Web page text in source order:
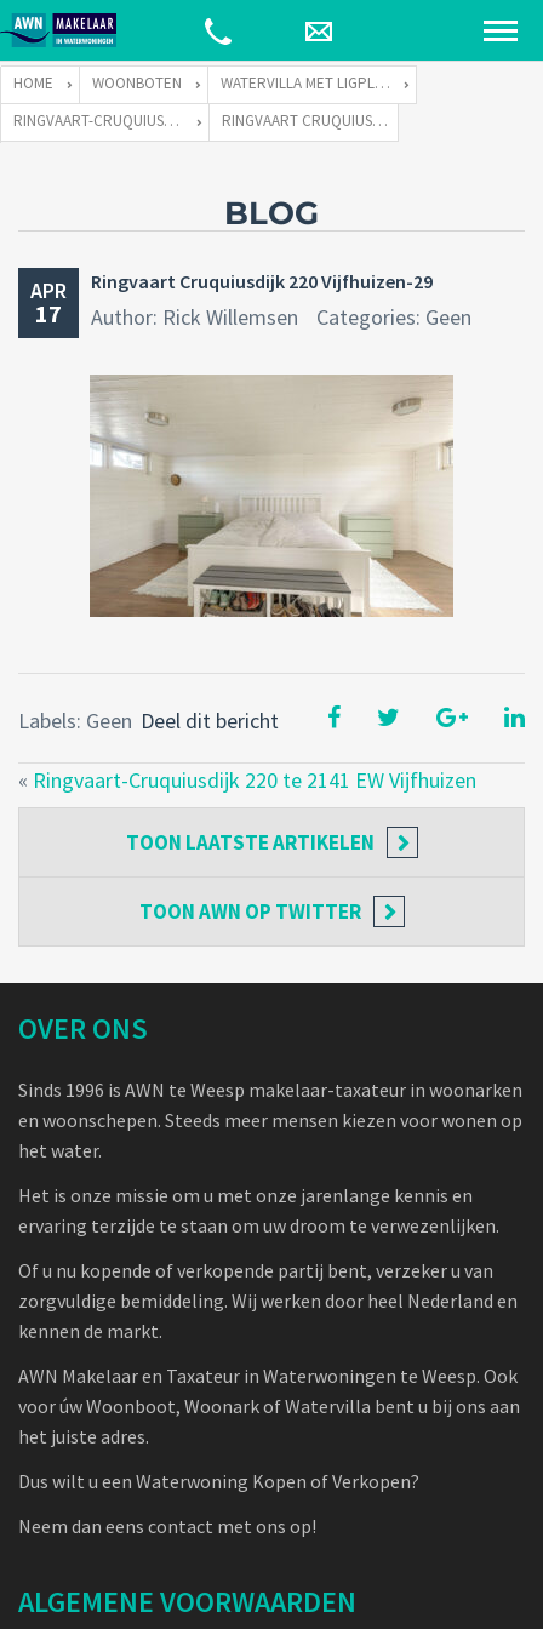
HOME WOONBOTEN
WATERVILLA MET LIGPLAATS
RINGVAART-CRUQUIUSDIJK 220 TE 2141 EW VIJFHUIZEN
RINGVAART CRUQUIUSDIJK 220 VIJFHUIZEN-29
BLOG
APR
17
Ringvaart Cruquiusdijk 220 Vijfhuizen-29
Author: Rick Willemsen Categories: Geen
Deel dit bericht
Labels: Geen
« Ringvaart-Cruquiusdijk 220 te 2141 EW Vijfhuizen
TOON LAATSTE ARTIKELEN
TOONAWN OP TWITTER
OVER ONS
Sinds 1996 is AWN te Weesp makelaar-taxateur in woonarken
en woonschepen. Steeds meer mensen kiezen voor wonen op
het water.
Het is onze missie om u met onze jarenlange kennis en
ervaring terzijde te staan om uw droom te verwezenlijken.
Of u nu kopende of verkopende partij bent, verzeker u van
zorgvuldige bemiddeling. Wij werken door heel Nederland en
kennen de markt.
AWN Makelaar en Taxateur in Waterwoningen te Weesp. Ook
voor úw Woonboot, Woonark of Watervilla bent u bij ons aan
het juiste adres.
Dus wilt u een Waterwoning Kopen of Verkopen?
Neem dan eens contact met ons op!
ALGEMENE VOORWAARDEN